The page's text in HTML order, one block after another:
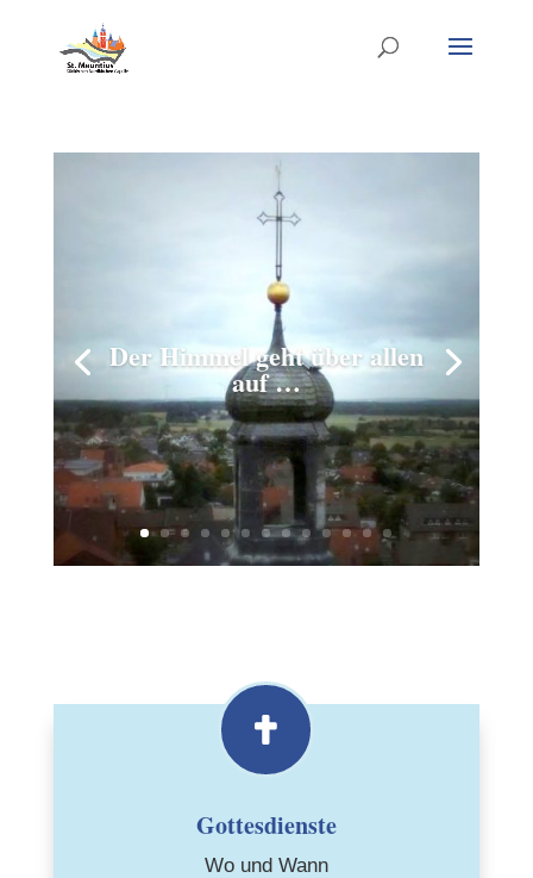
Der Himmel geht über allen
auf …

Gottesdienste
Wo und Wann